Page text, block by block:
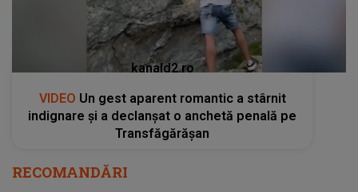
kanald2.ro
VIDEO Un gest aparent romantic a stârnit
indignare și a declanșat o anchetă penală pe
Transfăgărășan
RECOMANDĂRI